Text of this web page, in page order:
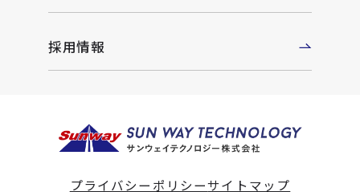
採用情報
プライバシーポリシーサイトマップ